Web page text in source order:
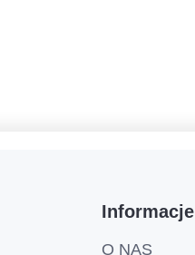
Informacje
O NAS